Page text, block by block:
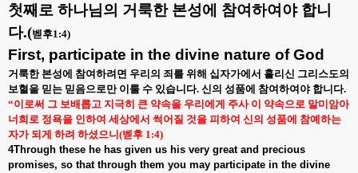
첫째로 하나님의 거룩한 본성에 참여하여야 합니
다.(벧후1:4)
First, participate in the divine nature of God
거룩한 본성에 참여하려면 우리의 죄를 위해 십자가에서 흘리신 그리스도의
보혈을 믿는 믿음으로만 이룰 수 있습니다. 신의 성품에 참여하여야 합니다.
“이로써 그 보배롭고 지극히 큰 약속을 우리에게 주사 이 약속으로 말미암아
너희로 정욕을 인하여 세상에서 썩어질 것을 피하여 신의 성품에 참예하는
자가 되게 하려 하셨으니 (벧후 1:4)
4Through these he has given us his very great and precious
promises, so that through them you may participate in the divine